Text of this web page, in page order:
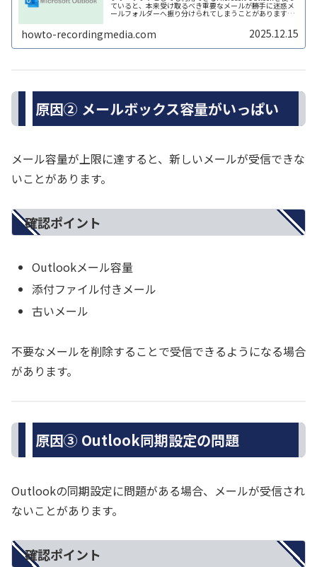
ていると、本来受け取るべき重要なメールが勝手に迷惑メ
ールフォルダーへ振り分けられてしまうことがあります。
ると、気づかな...
howto-recordingmedia.com 2025.12.15
原因② メールボックス容量がいっぱい
メール容量が上限に達すると、新しいメールが受信できな
いことがあります。
確認ポイント
Outlookメール容量
添付ファイル付きメール
古いメール
不要なメールを削除することで受信できるようになる場合
があります。
原因③ Outlook同期設定の問題
Outlookの同期設定に問題がある場合、メールが受信され
ないことがあります。
確認ポイント